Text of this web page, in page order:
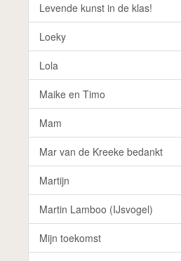
Levende kunst in de klas!
Loeky
Lola
Maike en Timo
Mam
Mar van de Kreeke bedankt
Martijn
Martin Lamboo (IJsvogel)
Mijn toekomst